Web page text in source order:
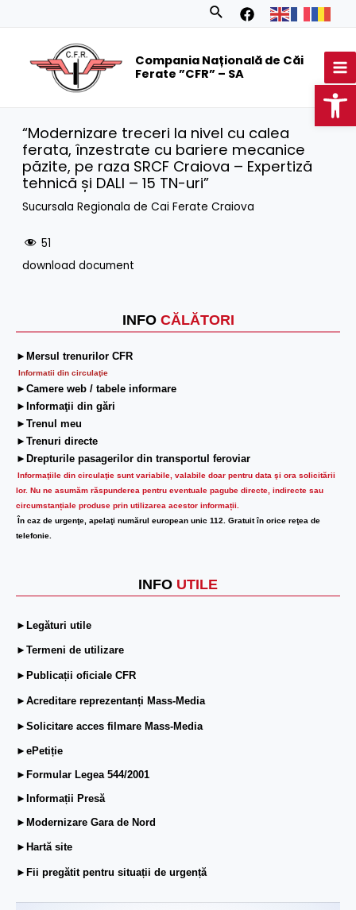
Search
Compania Națională de Căi
Ferate ”CFR” – SA
INFO CĂLĂTORI
►Mersul trenurilor CFR
Informatii din circulaţie
►Camere web / tabele informare
►Informaţii din gări
►Trenul meu
►Trenuri directe
►Drepturile pasagerilor din transportul feroviar
Informaţiile din circulaţie sunt variabile, valabile doar pentru data şi ora solicitării
lor. Nu ne asumăm răspunderea pentru eventuale pagube directe, indirecte sau
circumstanțiale produse prin utilizarea acestor informații.
În caz de urgenţe, apelaţi numărul european unic 112. Gratuit în orice reţea de
telefonie.
INFO UTILE
►Legături utile
►Termeni de utilizare
►Publicații oficiale CFR
►Acreditare reprezentanți Mass-Media
►Solicitare acces filmare Mass-Media
►ePetiție
►Formular Legea 544/2001
►Informații Presă
►Modernizare Gara de Nord
►Hartă site
►Fii pregătit pentru situații de urgență
“Modernizare treceri la nivel cu calea
ferata, înzestrate cu bariere mecanice
păzite, pe raza SRCF Craiova – Expertiză
tehnică și DALI – 15 TN-uri”
Sucursala Regionala de Cai Ferate Craiova
51
download document